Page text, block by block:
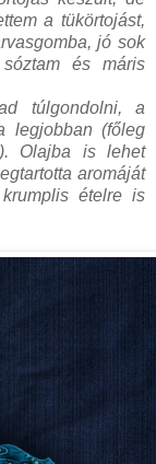
a tükörtojást,
jó sok
és máris
túlgondolni, a
legjobban (főleg
Olajba is lehet
aromáját
ételre is